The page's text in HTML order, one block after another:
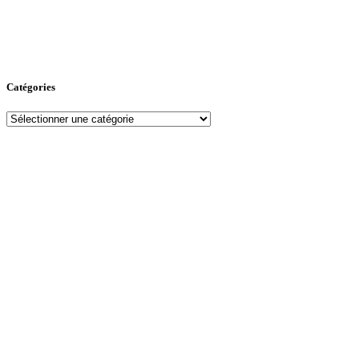
Catégories
Catégories